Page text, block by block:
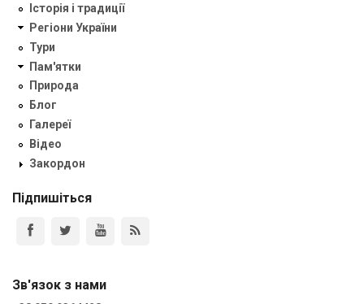
Історія і традиції
Регіони України
Тури
Пам'ятки
Природа
Блог
Галереї
Відео
Закордон
Підпишіться
Зв'язок з нами